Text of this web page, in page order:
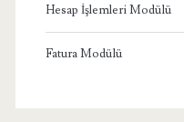
Hesap İşlemleri Modülü
Fatura Modülü